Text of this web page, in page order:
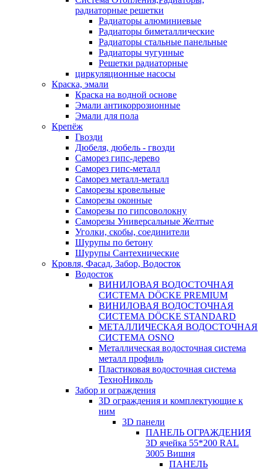
радиаторные решетки
Радиаторы алюминиевые
Радиаторы биметаллические
Радиаторы стальные панельные
Радиаторы чугунные
Решетки радиаторные
циркуляционные насосы
Краска, эмали
Краска на водной основе
Эмали антикоррозионные
Эмали для пола
Крепёж
Гвозди
Дюбеля, дюбель - гвозди
Саморез гипс-дерево
Саморез гипс-металл
Саморез металл-металл
Саморезы кровельные
Саморезы оконные
Саморезы по гипсоволокну
Саморезы Универсальные Желтые
Уголки, скобы, соединители
Шурупы по бетону
Шурупы Сантехнические
Кровля, Фасад, Забор, Водосток
Водосток
ВИНИЛОВАЯ ВОДОСТОЧНАЯ
СИСТЕМА DÖCKE PREMIUM
ВИНИЛОВАЯ ВОДОСТОЧНАЯ
СИСТЕМА DÖCKE STANDARD
МЕТАЛЛИЧЕСКАЯ ВОДОСТОЧНАЯ
СИСТЕМА OSNO
Металлическая водосточная система
металл профиль
Пластиковая водосточная система
ТехноНиколь
Забор и ограждения
3D ограждения и комплектующие к
ним
3D панели
ПАНЕЛЬ ОГРАЖДЕНИЯ
3D ячейка 55*200 RAL
3005 Вишня
ПАНЕЛЬ